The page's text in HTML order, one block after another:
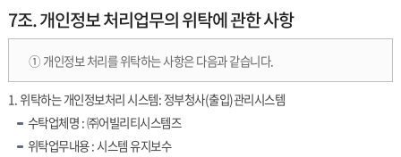
7조. 개인정보 처리업무의 위탁에 관한 사항
① 개인정보 처리를 위탁하는 사항은 다음과 같습니다.
1. 위탁하는 개인정보처리 시스템: 정부청사(출입)관리시스템
수탁업체명 : ㈜어빌리티시스템즈
위탁업무내용 : 시스템 유지보수